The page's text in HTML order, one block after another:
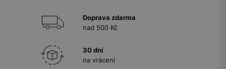
Doprava zdarma
nad 500 Kč
30 dní
na vrácení